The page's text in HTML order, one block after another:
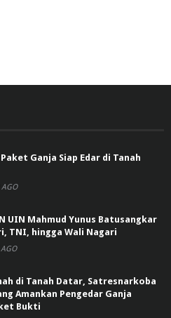
Ganja Siap Edar di Tanah
UIN Mahmud Yunus Batusangkar
TNI, hingga Wali Nagari
di Tanah Datar, Satresnarkoba
Amankan Pengedar Ganja
Bukti